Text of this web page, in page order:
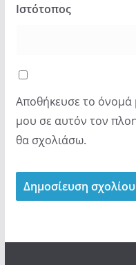
Ιστότοπος
Αποθήκευσε το όνομά
μου σε αυτόν τον
θα σχολιάσω.